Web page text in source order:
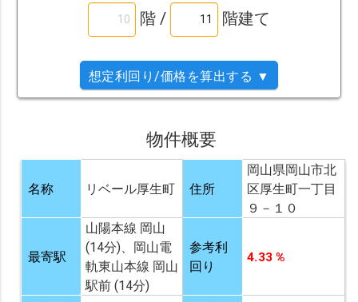
階 / 階建て
想定利回り/価格を算出する ▼
物件概要
名称 リベール厚生町 住所
岡山県岡山市北
区厚生町一丁目
９－１０
最寄駅
山陽本線 岡山
(14分)、岡山電
軌東山本線 岡山
駅前 (14分)
参考利
回り
4.33 %